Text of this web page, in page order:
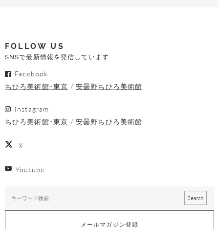
FOLLOW US
SNSで最新情報を発信しています
Facebook
ちひろ美術館･東京
安曇野ちひろ美術館
Instagram
ちひろ美術館･東京
安曇野ちひろ美術館
X
Youtube
メールマガジン登録